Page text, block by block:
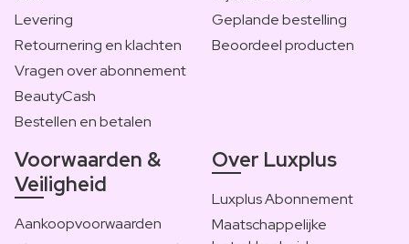
Levering
Retournering en klachten
Vragen over abonnement
BeautyCash
Bestellen en betalen
Geplande bestelling
Beoordeel producten
Voorwaarden &
Veiligheid
Aankoopvoorwaarden
Over Luxplus
Luxplus Abonnement
Maatschappelijke